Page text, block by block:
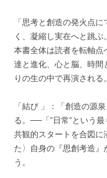
「思考と創造の発火点
く、凝縮し実在へと跳ぶ
本書全体は読者を転軸点
達と進化、心と脳、時間
りの生の中で再演される。
「結び 」：「創造の源
る。──「”日常”という
共観的スタートを合図
た〉自身の『思創考造』
う。